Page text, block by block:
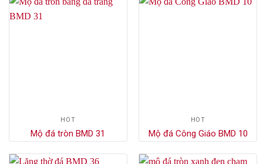
HÓT
Mộ đá tròn BMD 31
HÓT
Mộ đá Công Giáo BMD 10